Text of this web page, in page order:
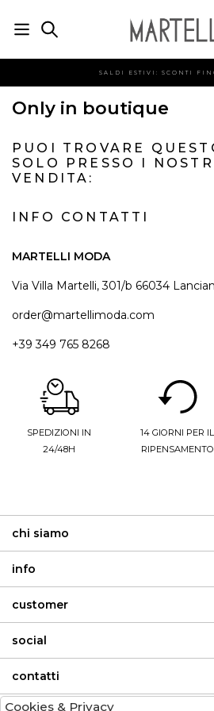
SALDI ESTIVI: SCONTI
Only in boutique
PUOI TROVARE
SOLO PRESSO I
VENDITA:
INFO CONTATTI
MARTELLI MODA
Via Villa Martelli, 301/b 66034
order@martellimoda.com
+39 349 765 8268
SPEDIZIONI IN
24/48H
14 GIORNI PER IL
RIPENSAMENTO
chi siamo
info
customer
social
contatti
Cookies & Privacy